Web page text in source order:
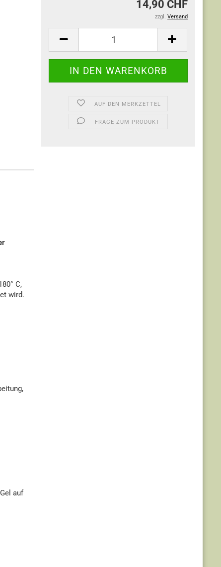
14,90 CHF
zzgl. Versand
AUF DEN MERKZETTEL
FRAGE ZUM PRODUKT
C,
wird.
auf